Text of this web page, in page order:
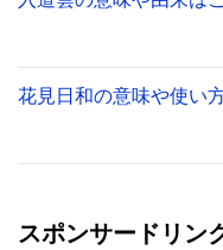
花見日和の意味や使い
スポンサードリン